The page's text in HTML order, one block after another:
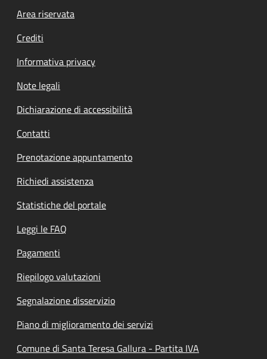
Footer menu
Area riservata
Crediti
Informativa privacy
Note legali
Dichiarazione di accessibilità
Contatti
Prenotazione appuntamento
Richiedi assistenza
Statistiche del portale
Leggi le FAQ
Pagamenti
Riepilogo valutazioni
Segnalazione disservizio
Piano di miglioramento dei servizi
Comune di Santa Teresa Gallura - Partita IVA